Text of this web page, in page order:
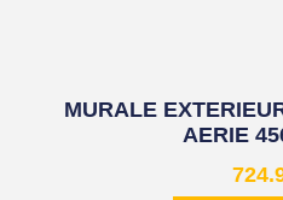
MURALE
AERIE